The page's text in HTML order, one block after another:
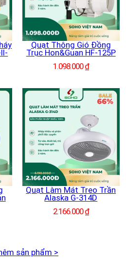
Quạt Thông Gió Đồng
Trục Hon&Guan HF-125P
1.098.000₫
Quạt Làm Mát Treo Trần
Alaska G-314D
2.166.000₫
sản phẩm >